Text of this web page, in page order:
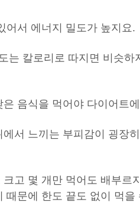
어서 에너지 밀도가 높지요.
는 칼로리로 따지면 비슷하
음식을 먹어야 다이어트
서 느끼는 부피감이 굉장
고 몇 개만 먹어도 배부르
때문에 한도 끝도 없이 먹을